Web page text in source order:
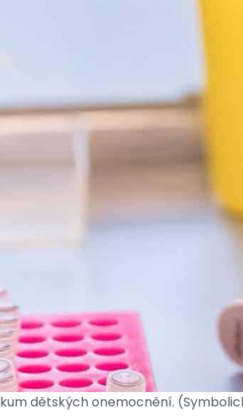
dětských onemocnění.